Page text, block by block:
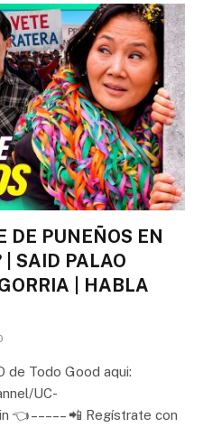
DE PUNEÑOS EN
| SAID PALAO
| HABLA
de Todo Good aqui:
UC-
– – – – – 📲 Regístrate con